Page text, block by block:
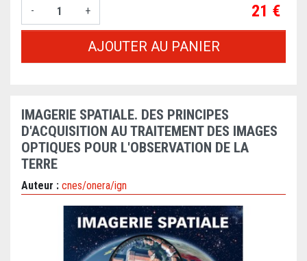
-
+ Prix
21 €
AJOUTER AU PANIER
IMAGERIE SPATIALE. DES PRINCIPES
D'ACQUISITION AU TRAITEMENT DES IMAGES
OPTIQUES POUR L'OBSERVATION DE LA
TERRE
Auteur : cnes/onera/ign